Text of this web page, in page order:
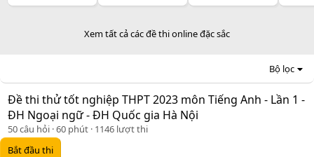
Xem tất cả các đề thi online đặc sắc
Bộ lọc
Đề thi thử tốt nghiệp THPT 2023 môn Tiếng Anh - Lần 1 -
ĐH Ngoại ngữ - ĐH Quốc gia Hà Nội
50 câu hỏi 60 phút 1146 lượt thi
Bắt đầu thi